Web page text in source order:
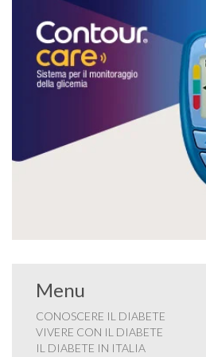
Menu
CONOSCERE IL DIABETE
VIVERE CON IL DIABETE
IL DIABETE IN ITALIA